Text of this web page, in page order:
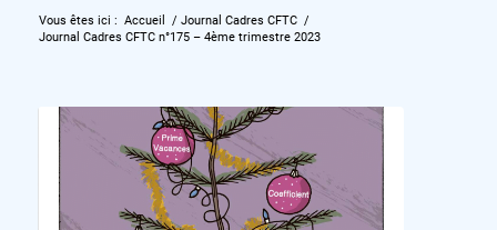
Vous êtes ici : Accueil / Journal Cadres CFTC /
Journal Cadres CFTC n°175 – 4ème trimestre 2023